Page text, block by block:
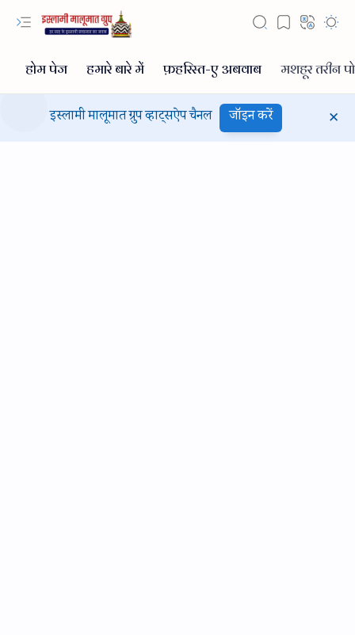
इस्लामी मालूमात ग्रुप व्हाट्सऐप चैनल जॉइन करें